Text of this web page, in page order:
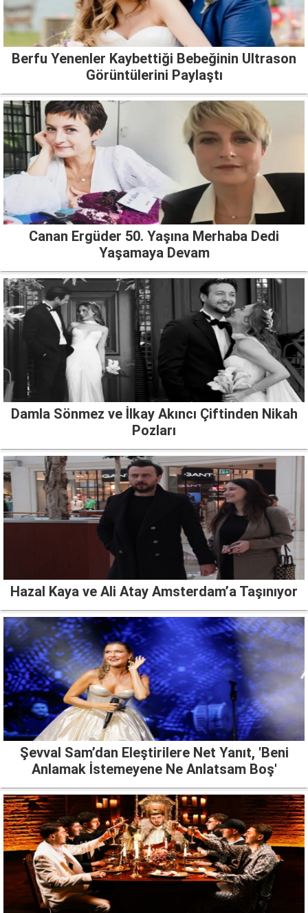
Berfu Yenenler Kaybettiği Bebeğinin Ultrason
Görüntülerini Paylaştı
Canan Ergüder 50. Yaşına Merhaba Dedi
Yaşamaya Devam
Damla Sönmez ve İlkay Akıncı Çiftinden Nikah
Pozları
Hazal Kaya ve Ali Atay Amsterdam’a Taşınıyor
Şevval Sam’dan Eleştirilere Net Yanıt, 'Beni
Anlamak İstemeyene Ne Anlatsam Boş'